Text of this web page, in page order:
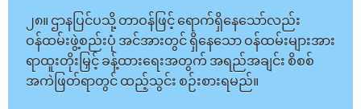
၂၈။ ဌာနပြင်ပသို့ တာဝန်ဖြင့် ရောက်ရှိနေသော်လည်း
ဝန်ထမ်းဖွဲ့စည်းပုံ အင်အားတွင် ရှိနေသော ဝန်ထမ်းများအား
ရာထူးတိုးမြှင့် ခန့်ထားရေးအတွက် အရည်အချင်း စိစစ်
အကဲဖြတ်ရာတွင် ထည့်သွင်း စဉ်းစားရမည်။